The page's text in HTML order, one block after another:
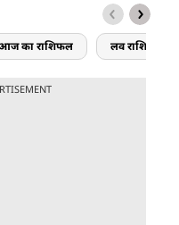
का राशिफल लव राशिफल